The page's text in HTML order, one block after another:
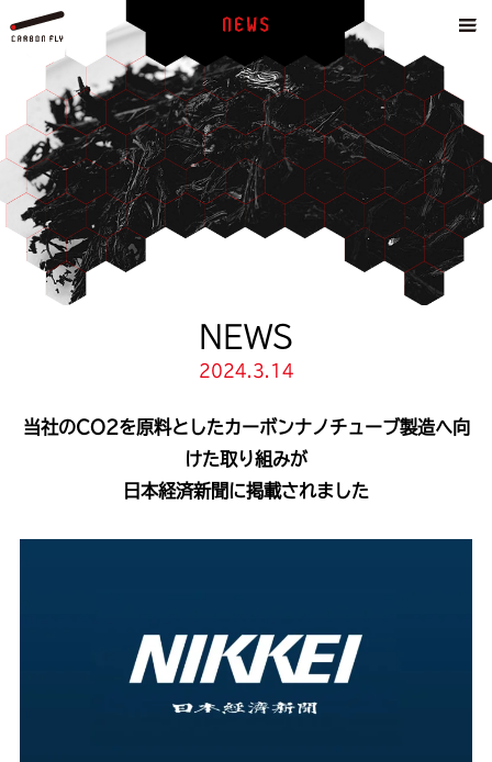
NEWS
2024.3.14
当社のCO2を原料としたカーボンナノチューブ製造へ向
けた取り組みが
日本経済新聞に掲載されました